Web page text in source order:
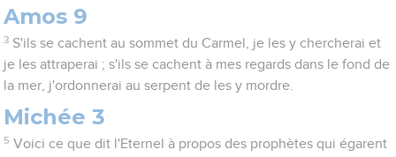
Amos 9
3 S'ils se cachent au sommet du Carmel, je les y chercherai et
je les attraperai ; s'ils se cachent à mes regards dans le fond de
la mer, j'ordonnerai au serpent de les y mordre.
Michée 3
5 Voici ce que dit l'Eternel à propos des prophètes qui égarent